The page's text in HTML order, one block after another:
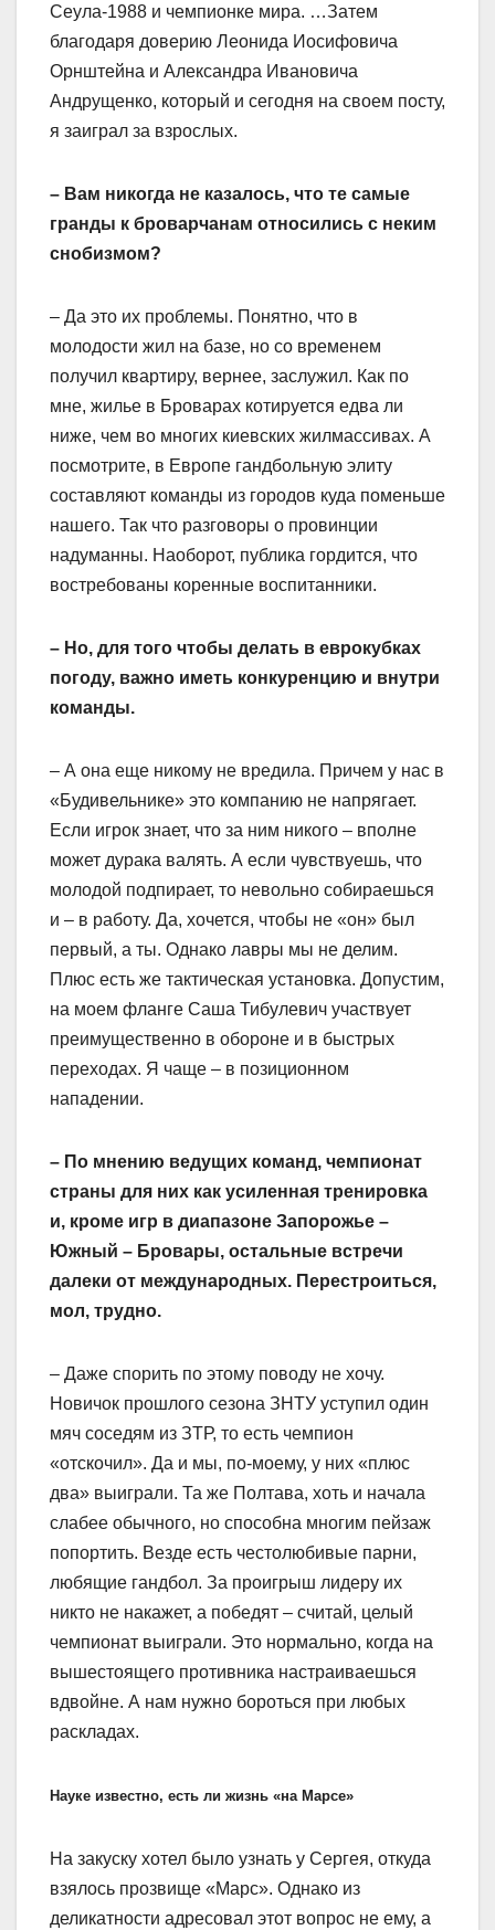
Сеула-1988 и чемпионке мира. …Затем
благодаря доверию Леонида Иосифовича
Орнштейна и Александра Ивановича
Андрущенко, который и сегодня на своем посту,
я заиграл за взрослых.
– Вам никогда не казалось, что те самые
гранды к броварчанам относились с неким
снобизмом?
– Да это их проблемы. Понятно, что в
молодости жил на базе, но со временем
получил квартиру, вернее, заслужил. Как по
мне, жилье в Броварах котируется едва ли
ниже, чем во многих киевских жилмассивах. А
посмотрите, в Европе гандбольную элиту
составляют команды из городов куда поменьше
нашего. Так что разговоры о провинции
надуманны. Наоборот, публика гордится, что
востребованы коренные воспитанники.
– Но, для того чтобы делать в еврокубках
погоду, важно иметь конкуренцию и внутри
команды.
– А она еще никому не вредила. Причем у нас в
«Будивельнике» это компанию не напрягает.
Если игрок знает, что за ним никого – вполне
может дурака валять. А если чувствуешь, что
молодой подпирает, то невольно собираешься
и – в работу. Да, хочется, чтобы не «он» был
первый, а ты. Однако лавры мы не делим.
Плюс есть же тактическая установка. Допустим,
на моем фланге Саша Тибулевич участвует
преимущественно в обороне и в быстрых
переходах. Я чаще – в позиционном
нападении.
– По мнению ведущих команд, чемпионат
страны для них как усиленная тренировка
и, кроме игр в диапазоне Запорожье –
Южный – Бровары, остальные встречи
далеки от международных. Перестроиться,
мол, трудно.
– Даже спорить по этому поводу не хочу.
Новичок прошлого сезона ЗНТУ уступил один
мяч соседям из ЗТР, то есть чемпион
«отскочил». Да и мы, по-моему, у них «плюс
два» выиграли. Та же Полтава, хоть и начала
слабее обычного, но способна многим пейзаж
попортить. Везде есть честолюбивые парни,
любящие гандбол. За проигрыш лидеру их
никто не накажет, а победят – считай, целый
чемпионат выиграли. Это нормально, когда на
вышестоящего противника настраиваешься
вдвойне. А нам нужно бороться при любых
раскладах.
Науке известно, есть ли жизнь «на Марсе»
На закуску хотел было узнать у Сергея, откуда
взялось прозвище «Марс». Однако из
деликатности адресовал этот вопрос не ему, а